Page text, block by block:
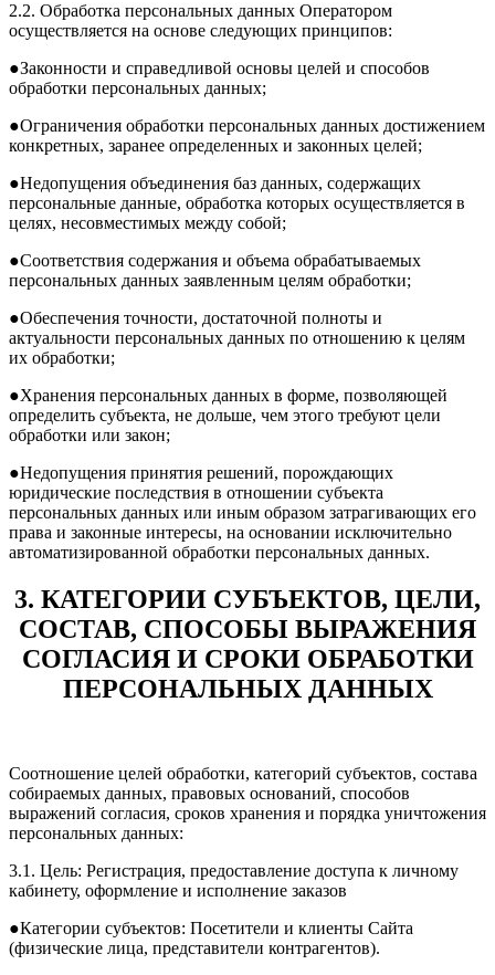
2.2. Обработка персональных данных Оператором
осуществляется на основе следующих принципов:
●Законности и справедливой основы целей и способов
обработки персональных данных;
●Ограничения обработки персональных данных достижением
конкретных, заранее определенных и законных целей;
●Недопущения объединения баз данных, содержащих
персональные данные, обработка которых осуществляется в
целях, несовместимых между собой;
●Соответствия содержания и объема обрабатываемых
персональных данных заявленным целям обработки;
●Обеспечения точности, достаточной полноты и
актуальности персональных данных по отношению к целям
их обработки;
●Хранения персональных данных в форме, позволяющей
определить субъекта, не дольше, чем этого требуют цели
обработки или закон;
●Недопущения принятия решений, порождающих
юридические последствия в отношении субъекта
персональных данных или иным образом затрагивающих его
права и законные интересы, на основании исключительно
автоматизированной обработки персональных данных.
3. КАТЕГОРИИ СУБЪЕКТОВ, ЦЕЛИ,
СОСТАВ, СПОСОБЫ ВЫРАЖЕНИЯ
СОГЛАСИЯ И СРОКИ ОБРАБОТКИ
ПЕРСОНАЛЬНЫХ ДАННЫХ
Соотношение целей обработки, категорий субъектов, состава
собираемых данных, правовых оснований, способов
выражений согласия, сроков хранения и порядка уничтожения
персональных данных:
3.1. Цель: Регистрация, предоставление доступа к личному
кабинету, оформление и исполнение заказов
●Категории субъектов: Посетители и клиенты Сайта
(физические лица, представители контрагентов).